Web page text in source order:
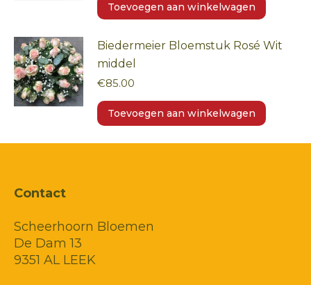
Toevoegen aan winkelwagen
Biedermeier Bloemstuk Rosé Wit
middel
€85.00
Toevoegen aan winkelwagen
Contact
Scheerhoorn Bloemen
De Dam 13
9351 AL LEEK